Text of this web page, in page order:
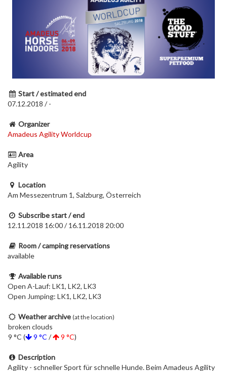
Start / estimated end
07.12.2018 / -
Organizer
Amadeus Agility Worldcup
Area
Agility
Location
Am Messezentrum 1, Salzburg, Österreich
Subscribe start / end
12.11.2018 16:00 / 16.11.2018 20:00
Room / camping reservations
available
Available runs
Open A-Lauf: LK1, LK2, LK3
Open Jumping: LK1, LK2, LK3
Weather archive (at the location)
broken clouds
9 °C (
9 °C / 9 °C)
Description
Agility - schneller Sport für schnelle Hunde. Beim Amadeus Agility